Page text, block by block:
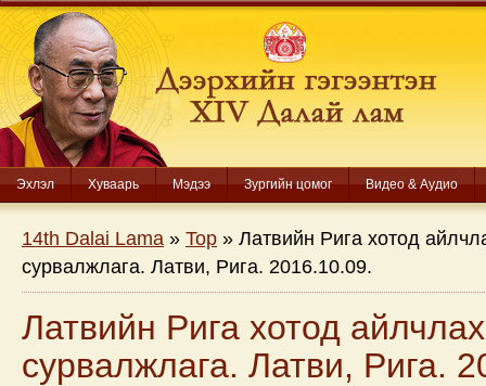
Эхлэл Хуваарь Мэдээ Зургийн цомог Видео & Аудио
14th Dalai Lama » Top » Латвийн Рига хотод
сурвалжлага. Латви, Рига. 2016.10.09.
Латвийн Рига хотод
сурвалжлага. Латви, Рига.